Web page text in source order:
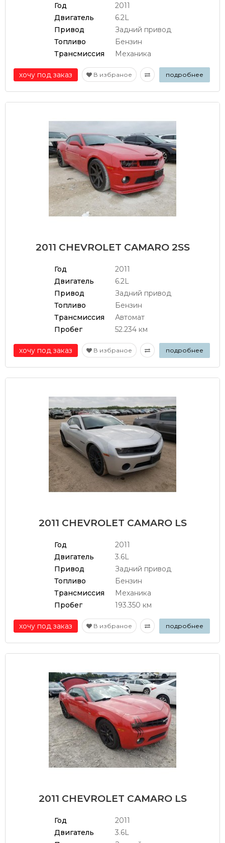
Год
2011
Двигатель
6.2L
Привод
Задний привод
Топливо
Бензин
Трансмиссия
Механика
хочу под заказ В избраное подробнее
2011 CHEVROLET CAMARO 2SS
Год
2011
Двигатель
6.2L
Привод
Задний привод
Топливо
Бензин
Трансмиссия
Автомат
Пробег
52.234 км
хочу под заказ В избраное подробнее
2011 CHEVROLET CAMARO LS
Год
2011
Двигатель
3.6L
Привод
Задний привод
Топливо
Бензин
Трансмиссия
Механика
Пробег
193.350 км
хочу под заказ В избраное подробнее
2011 CHEVROLET CAMARO LS
Год
2011
Двигатель
3.6L